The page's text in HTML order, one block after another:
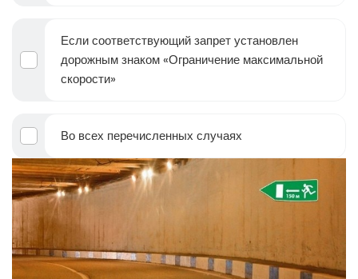
Если соответствующий запрет установлен
дорожным знаком «Ограничение максимальной
скорости»
Во всех перечисленных случаях